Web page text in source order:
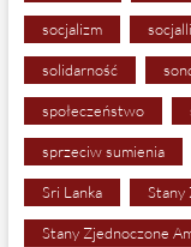
socjalizm
solidarność
społeczeństwo
sprzeciw sumienia
Sri Lanka Stany
Stany Zjednoczone